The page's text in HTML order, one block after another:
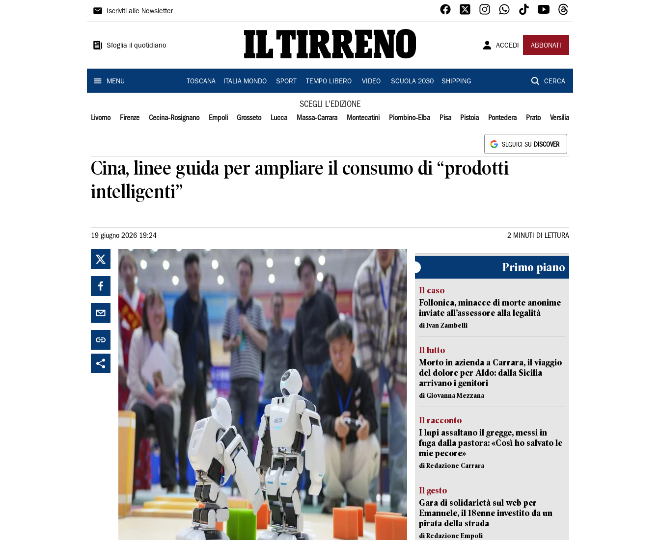
Il
Iscriviti alle Newsletter
Sfoglia il quotidiano ACCEDI ABBONATI
MENU TOSCANA ITALIA MONDO SPORT TEMPO LIBERO VIDEO SCUOLA 2030 SHIPPING CERCA
SCEGLI L'EDIZIONE
Livorno Firenze Cecina-Rosignano Empoli Grosseto Lucca Massa-Carrara Montecatini Piombino-Elba Pisa Pistoia Pontedera Prato Versilia
SEGUICI SU DISCOVER
Cina, linee guida per ampliare il consumo di “prodotti
intelligenti”
19 giugno 2026 19:24 2 MINUTI DI LETTURA
Primo piano
Il caso
Follonica, minacce di morte anonime
inviate all’assessore alla legalità
di Ivan Zambelli
Il lutto
Morto in azienda a Carrara, il viaggio
del dolore per Aldo: dalla Sicilia
arrivano i genitori
di Giovanna Mezzana
Il racconto
I lupi assaltano il gregge, messi in
fuga dalla pastora: «Così ho salvato le
mie pecore»
di Redazione Carrara
Il gesto
Gara di solidarietà sul web per
Emanuele, il 18enne investito da un
pirata della strada
di Redazione Empoli